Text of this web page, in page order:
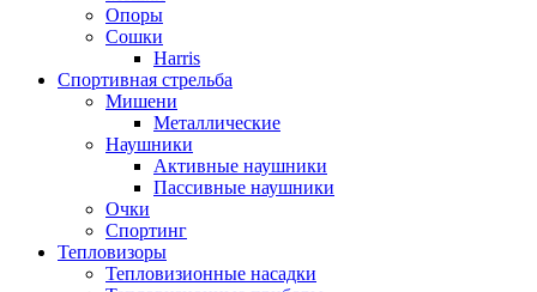
Опоры
Сошки
Harris
Спортивная стрельба
Мишени
Металлические
Наушники
Активные наушники
Пассивные наушники
Очки
Спортинг
Тепловизоры
Тепловизионные насадки